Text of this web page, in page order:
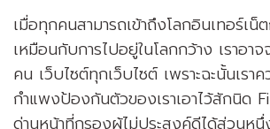
เมื่อทุกคนสามารถเข้าถึงโลกอินเทอร์เ
เหมือนกับการไปอยู่ในโลกกว้าง เราอา
คน เว็บไซต์ทุกเว็บไซต์ เพราะฉะนั้นเรา
กำแพงป้องกันตัวของเราเอาไว้สักนิด
ด่านหน้าที่กรองผู้ไม่ประสงค์ดีได้ส่วนห